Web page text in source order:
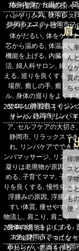
体を内側から温める,
ンパ 人気,静岡市
静岡市エステ,静岡市フ
稿
日:
テ
ゴ
リ
ー
タ
グ
708号鉱石,708鉱石,や
ハンドリンパ,ストレス,
ングリゾートナゴミ,ホ
体がだるい ,体をケア
芯から温める ,体温調節,
機能を上げる
内臓機能
活 ,婦人科サロン ,婦人
える ,巡りを良くする ,手
場所 ,癒しの手 ,癒しの
ル ,身体の巡りをよくす
サロン,静岡市エイジン
リンパ,静岡市リンパ
肩
＼
ん
な
質
ち
投
日:
2024年10月12日
カ
テ
ゴ
リ
ー
リンパ
タ
グ
オールハンドリンパ,
ア
セルフケアの大切さ
静岡市
リラックスで
れ
リンパケアででき
ンパマッサージ
リンパ
凝りは老廃物が原因
,太
める ,子育てママ ,子育
りを良くする ,慢性化 ,本
浮腫みの原因
,浮腫みを
すい体質 ,痩せやすい
物流し
肩こり 肩こり
身体の巡りをよくする,
ステ,静岡市フェイシ
市リンパ ナゴミ,静岡
「
排
ス
学
こ
も
便
投
日:
2024年8月3日
カ
テ
ゴ
リンパ・
タ
グ
708鉱石,いくつにな
やわらかい筋肉を作る,